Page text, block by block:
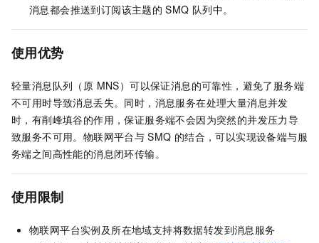
消息都会推送到订阅该主题的 SMQ 队列中。
使用优势
轻量消息队列（原 MNS）可以保证消息的可靠性，避免了服务端
不可用时导致消息丢失。同时，消息服务在处理大量消息并发
时，有削峰填谷的作用，保证服务端不会因为突然的并发压力导
致服务不可用。物联网平台与 SMQ 的结合，可以实现设备端与服
务端之间高性能的消息闭环传输。
使用限制
物联网平台实例及所在地域支持将数据转发到消息服务